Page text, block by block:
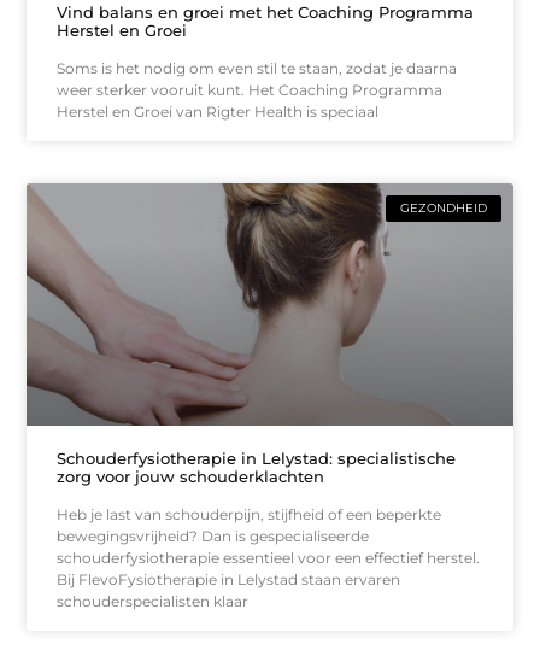
Vind balans en groei met het Coaching Programma
Herstel en Groei
Soms is het nodig om even stil te staan, zodat je daarna
weer sterker vooruit kunt. Het Coaching Programma
Herstel en Groei van Rigter Health is speciaal
GEZONDHEID
Schouderfysiotherapie in Lelystad: specialistische
zorg voor jouw schouderklachten
Heb je last van schouderpijn, stijfheid of een beperkte
bewegingsvrijheid? Dan is gespecialiseerde
schouderfysiotherapie essentieel voor een effectief herstel.
Bij FlevoFysiotherapie in Lelystad staan ervaren
schouderspecialisten klaar